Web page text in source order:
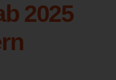
2025